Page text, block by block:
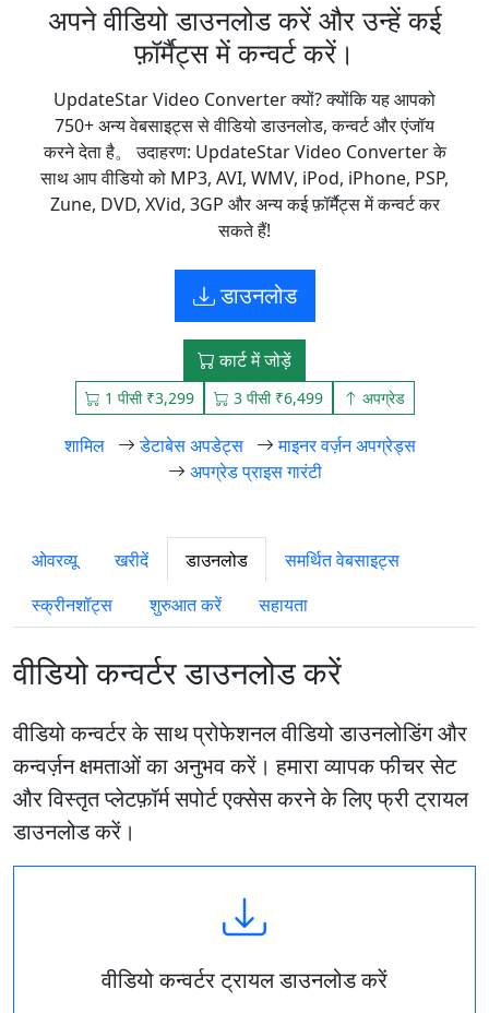
अपने वीडियो डाउनलोड करें और उन्हें कई
फ़ॉर्मैट्स में कन्वर्ट करें।
UpdateStar Video Converter क्यों? क्योंकि यह आपको
750+ अन्य वेबसाइट्स से वीडियो डाउनलोड, कन्वर्ट और एंजॉय
करने देता है。 उदाहरण: UpdateStar Video Converter के
साथ आप वीडियो को MP3, AVI, WMV, iPod, iPhone, PSP,
Zune, DVD, XVid, 3GP और अन्य कई फ़ॉर्मैट्स में कन्वर्ट कर
सकते हैं!
डाउनलोड
कार्ट में जोड़ें
1 पीसी ₹3,299 3 पीसी ₹6,499 अपग्रेड
शामिल डेटाबेस अपडेट्स
माइनर वर्ज़न अपग्रेड्स
अपग्रेड प्राइस गारंटी
ओवरव्यू खरीदें डाउनलोड
समर्थित वेबसाइट्स
स्क्रीनशॉट्स
शुरुआत करें सहायता
वीडियो कन्वर्टर डाउनलोड करें
वीडियो कन्वर्टर के साथ प्रोफेशनल वीडियो डाउनलोडिंग और
कन्वर्ज़न क्षमताओं का अनुभव करें। हमारा व्यापक फीचर सेट
और विस्तृत प्लेटफ़ॉर्म सपोर्ट एक्सेस करने के लिए फ्री ट्रायल
डाउनलोड करें।
वीडियो कन्वर्टर ट्रायल डाउनलोड करें